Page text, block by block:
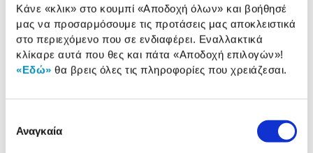
Κάνε «κλικ» στο κουμπί «Αποδοχή όλων» και βοήθησέ
μας να προσαρμόσουμε τις προτάσεις μας αποκλειστικά
στο περιεχόμενο που σε ενδιαφέρει. Εναλλακτικά
κλίκαρε αυτά που θες και πάτα «Αποδοχή επιλογών»!
«Εδώ» θα βρεις όλες τις πληροφορίες που χρειάζεσαι.
συγκατάθεσης
Αναγκαία
Αναλυτική
παρουσίαση
Αναλυτική παρουσίαση
Προδιαγραφές
Χαρακτηριστικά